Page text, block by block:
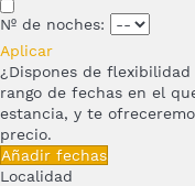
Nº de noches:
Aplicar
¿Dispones de
rango de fechas en el
estancia, y te
precio.
Añadir fechas
Localidad